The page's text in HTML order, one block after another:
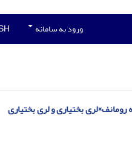
ورود به سامانه
بختیاری و لری بختیاری